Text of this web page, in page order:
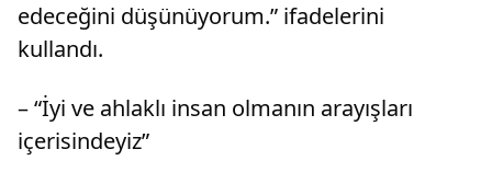
edeceğini düşünüyorum.” ifadelerini
kullandı.
– “İyi ve ahlaklı insan olmanın arayışları
içerisindeyiz”